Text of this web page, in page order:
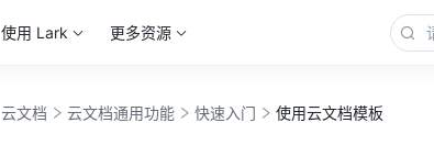
使用 Lark 更多资源
云文档 云文档通用功能 快速入门 使用云文档模板